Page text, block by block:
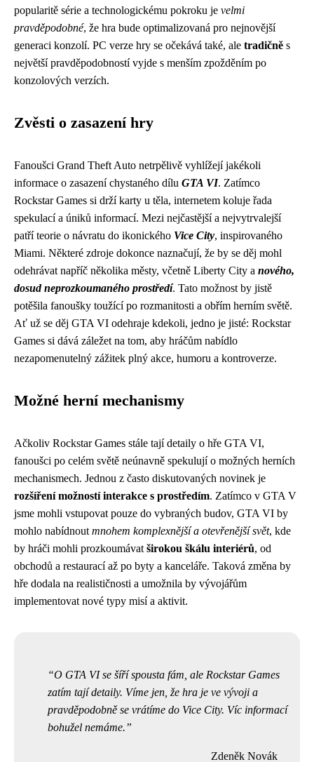
popularitě série a technologickému pokroku je velmi
pravděpodobné, že hra bude optimalizovaná pro nejnovější
generaci konzolí. PC verze hry se očekává také, ale tradičně s
největší pravděpodobností vyjde s menším zpožděním po
konzolových verzích.
Zvěsti o zasazení hry
Fanoušci Grand Theft Auto netrpělivě vyhlížejí jakékoli
informace o zasazení chystaného dílu GTA VI. Zatímco
Rockstar Games si drží karty u těla, internetem koluje řada
spekulací a úniků informací. Mezi nejčastější a nejvytrvalejší
patří teorie o návratu do ikonického Vice City, inspirovaného
Miami. Některé zdroje dokonce naznačují, že by se děj mohl
odehrávat napříč několika městy, včetně Liberty City a nového,
dosud neprozkoumaného prostředí. Tato možnost by jistě
potěšila fanoušky toužící po rozmanitosti a obřím herním světě.
Ať už se děj GTA VI odehraje kdekoli, jedno je jisté: Rockstar
Games si dává záležet na tom, aby hráčům nabídlo
nezapomenutelný zážitek plný akce, humoru a kontroverze.
Možné herní mechanismy
Ačkoliv Rockstar Games stále tají detaily o hře GTA VI,
fanoušci po celém světě neúnavně spekulují o možných herních
mechanismech. Jednou z často diskutovaných novinek je
rozšíření možností interakce s prostředím. Zatímco v GTA V
jsme mohli vstupovat pouze do vybraných budov, GTA VI by
mohlo nabídnout mnohem komplexnější a otevřenější svět, kde
by hráči mohli prozkoumávat širokou škálu interiérů, od
obchodů a restaurací až po byty a kanceláře. Taková změna by
hře dodala na realističnosti a umožnila by vývojářům
implementovat nové typy misí a aktivit.
O GTA VI se šíří spousta fám, ale Rockstar Games
zatím tají detaily. Víme jen, že hra je ve vývoji a
pravděpodobně se vrátíme do Vice City. Víc informací
bohužel nemáme.
Zdeněk Novák